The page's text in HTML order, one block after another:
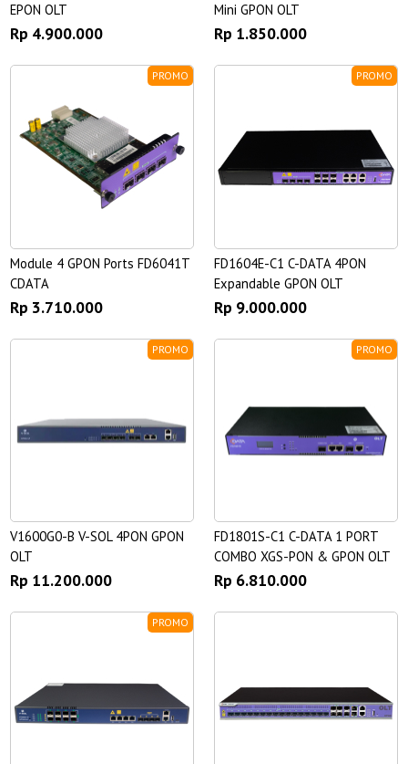
EPON OLT
Rp 4.900.000
Mini GPON OLT
Rp 1.850.000
PROMO
Module 4 GPON Ports FD6041T
CDATA
Rp 3.710.000
PROMO
FD1604E-C1 C-DATA 4PON
Expandable GPON OLT
Rp 9.000.000
PROMO
V1600G0-B V-SOL 4PON GPON
OLT
Rp 11.200.000
PROMO
FD1801S-C1 C-DATA 1 PORT
COMBO XGS-PON & GPON OLT
Rp 6.810.000
PROMO